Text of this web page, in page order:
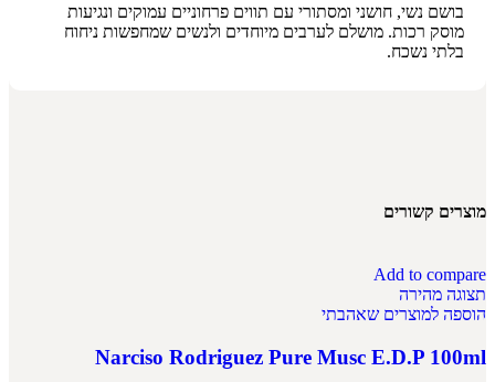
בושם נשי, חושני ומסתורי עם תווים פרחוניים עמוקים ונגיעות
מוסק רכות. מושלם לערבים מיוחדים ולנשים שמחפשות ניחוח
בלתי נשכח.
מוצרים קשורים
Add to compare
תצוגה מהירה
הוספה למוצרים שאהבתי
Narciso Rodriguez Pure Musc E.D.P 100ml